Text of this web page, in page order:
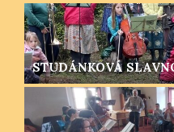
STUDÁNKOVÁ